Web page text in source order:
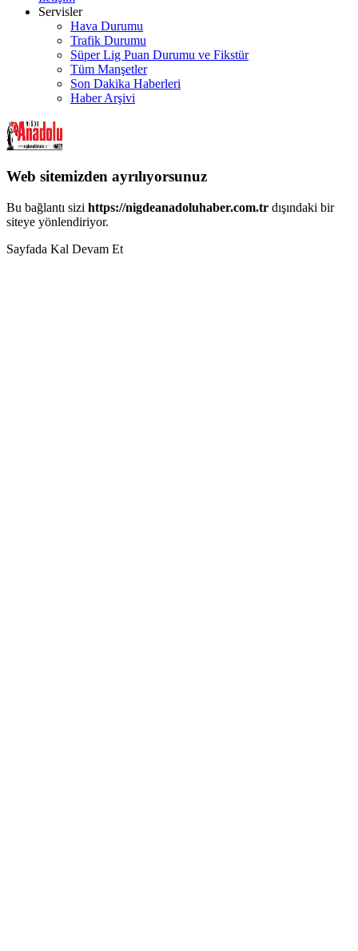
Servisler
Hava Durumu
Trafik Durumu
Süper Lig Puan Durumu ve Fikstür
Tüm Manşetler
Son Dakika Haberleri
Haber Arşivi
Web sitemizden ayrılıyorsunuz
Bu bağlantı sizi https://nigdeanadoluhaber.com.tr dışındaki bir
siteye yönlendiriyor.
Sayfada Kal Devam Et